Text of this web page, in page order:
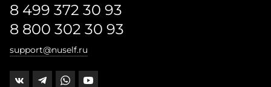
8 499 372 30 93
8 800 302 30 93
support@nuself.ru